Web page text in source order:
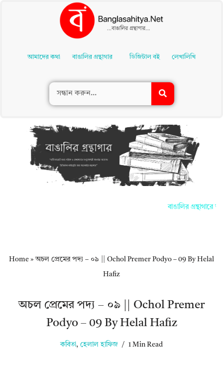
Contentআমাদের কথা বাঙালির গ্রন্থাগার ডিজিটাল বই লেখালিখি
বাঙালির গ্রন্থাগারে
Home »অচল প্রেমের পদ্য – ০৯ || Ochol Premer Podyo – 09 By Helal
Hafiz
অচল প্রেমের পদ্য – ০৯ || Ochol Premer
Podyo – 09 By Helal Hafiz
কবিতা, হেলাল হাফিজ 1 Min Read